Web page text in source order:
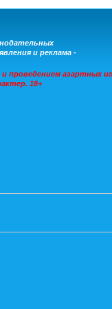
и реклама -
и проведением азартных
18+